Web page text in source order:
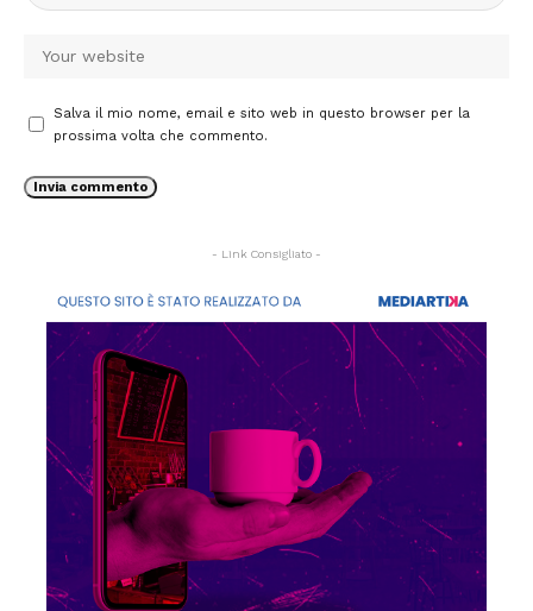
Salva il mio nome, email e sito web in questo browser per la
prossima volta che commento.
- Link Consigliato -